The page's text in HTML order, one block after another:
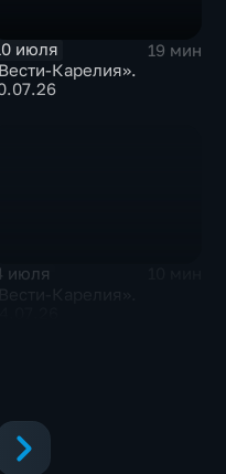
июля
19 мин
Карелия».
июля